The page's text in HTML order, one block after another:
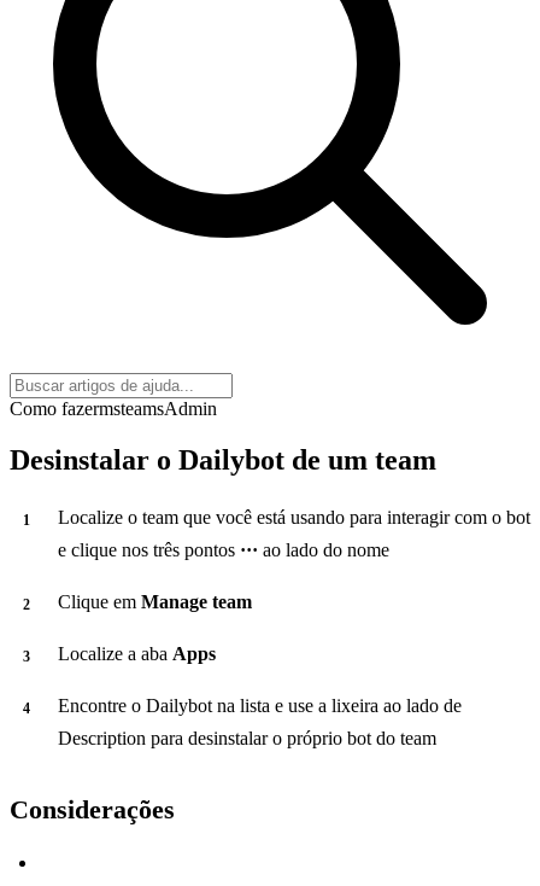
Como fazermsteamsAdmin
Desinstalar o Dailybot de um team
Localize o team que você está usando para interagir com o bot
e clique nos três pontos ··· ao lado do nome
Clique em Manage team
Localize a aba Apps
Encontre o Dailybot na lista e use a lixeira ao lado de
Description para desinstalar o próprio bot do team
Considerações